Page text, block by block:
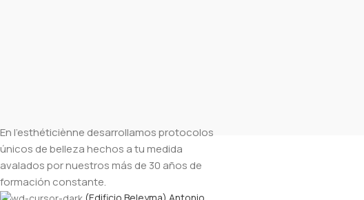
En l’esthéticiènne desarrollamos protocolos
únicos de belleza hechos a tu medida
avalados por nuestros más de 30 años de
formación constante.